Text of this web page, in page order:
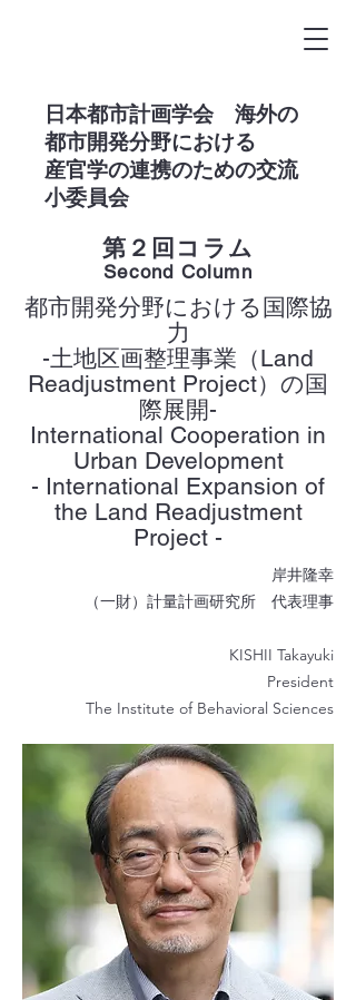
​日本都市計画学会 海外の
都市開発分野における
産官学の連携のための交流
小委員会
第２回コラム
Second Column
都市開発分野における国際協
力
-土地区画整理事業（Land
Readjustment Project）の国
際展開-
International Cooperation in
Urban Development
- International Expansion of
the Land Readjustment
Project -
岸井隆幸
（一財）計量計画研究所 代表理事
KISHII Takayuki
President
The Institute of Behavioral Sciences